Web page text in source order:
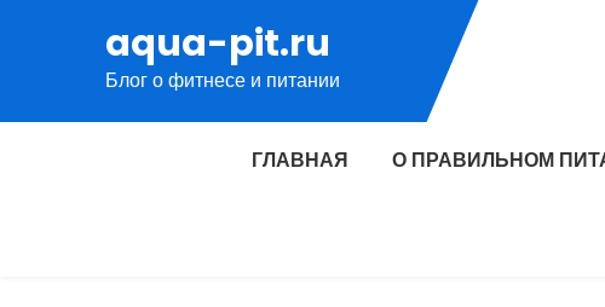
содержимому
aqua-pit.ru
Блог о фитнесе и питании
ГЛАВНАЯ О ПРАВИЛЬНОМ